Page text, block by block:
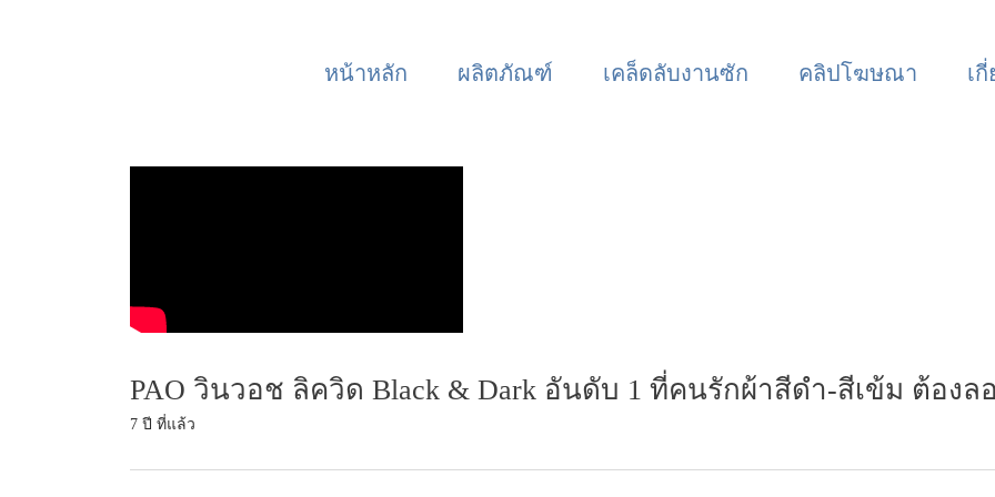
หน้าหลัก ผลิตภัณฑ์ เคล็ดลับงานซัก คลิปโฆษณา เ
PAO วินวอช ลิควิด Black & Dark อันดับ 1 ที่คนรักผ้าสีดำ-สีเข้ม ต้องล
7 ปี ที่แล้ว